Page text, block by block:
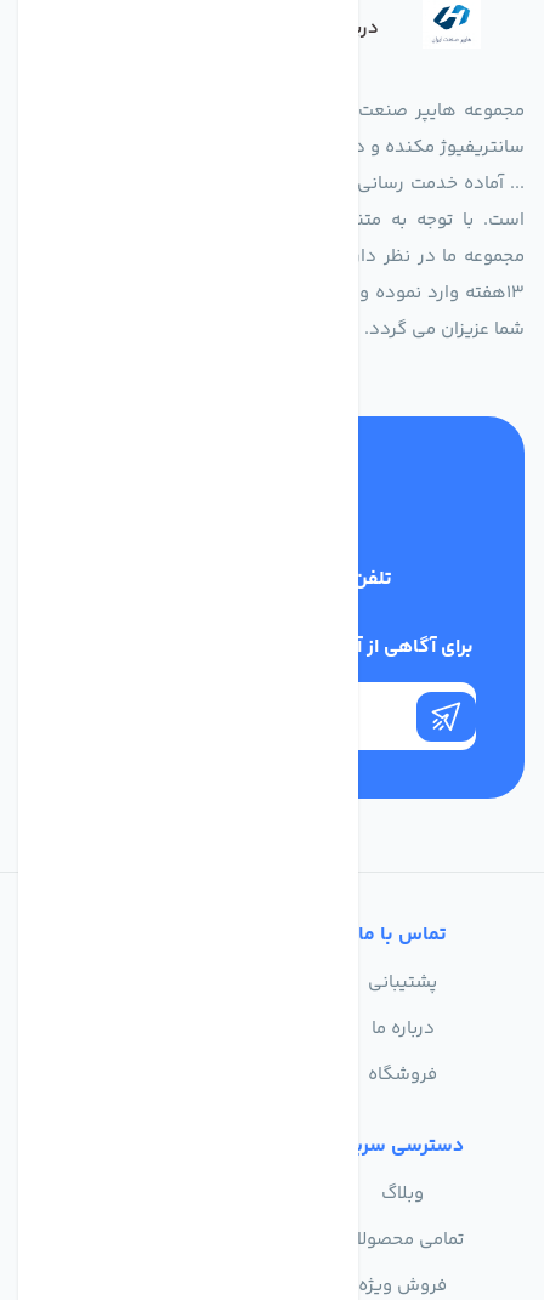
درباره فروشگاه
مجموعه هایپر صنعت ایران در امر تولید و واردات انواع فن های
سانتریفیوژ مکنده و دمنده آکسیال، سقفی، بین کانالی، مرغداری و
... آماده خدمت رسانی به شرکت های تولیدی، صنعتی و ساختمانی
است. با توجه به متنوع بودن فن های تولیدی کمپانی اروپایی
مجموعه ما در نظر دارد کالاهای تخصصی شما عزیزان رو در صرف
13هفته وارد نموده و این عمر باعث صرفه جویی در هزینه و زمان
شما عزیزان می گردد.
تلفن پشتیبانی
برای آگاهی از آخرین اخبار در خبرنامه ما عضو شوید
تماس با ما
پشتیبانی
درباره ما
فروشگاه
دسترسی سریع
وبلاگ
تمامی محصولات
فروش ویژه